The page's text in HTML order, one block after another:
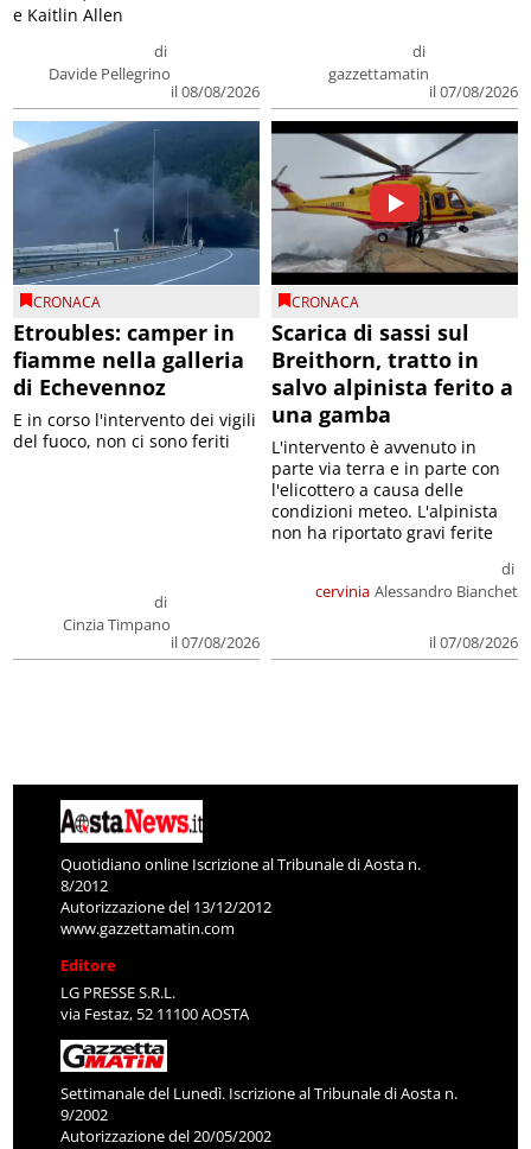
di
Davide Pellegrino
il 08/08/2026
e Kaitlin Allen
di
gazzettamatin
il 07/08/2026
CRONACA
Etroubles: camper in
fiamme nella galleria
di Echevennoz
di
Cinzia Timpano
il 07/08/2026
E in corso l'intervento dei vigili
del fuoco, non ci sono feriti
CRONACA
Scarica di sassi sul
Breithorn, tratto in
salvo alpinista ferito a
una gamba
cervinia
di
Alessandro Bianchet
il 07/08/2026
L'intervento è avvenuto in
parte via terra e in parte con
l'elicottero a causa delle
condizioni meteo. L'alpinista
non ha riportato gravi ferite
Quotidiano online Iscrizione al Tribunale di Aosta n.
8/2012
Autorizzazione del 13/12/2012
www.gazzettamatin.com
Editore
LG PRESSE S.R.L.
via Festaz, 52 11100 AOSTA
Settimanale del Lunedì. Iscrizione al Tribunale di Aosta n.
9/2002
Autorizzazione del 20/05/2002